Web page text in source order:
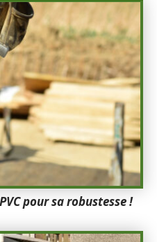
pour sa robustesse !